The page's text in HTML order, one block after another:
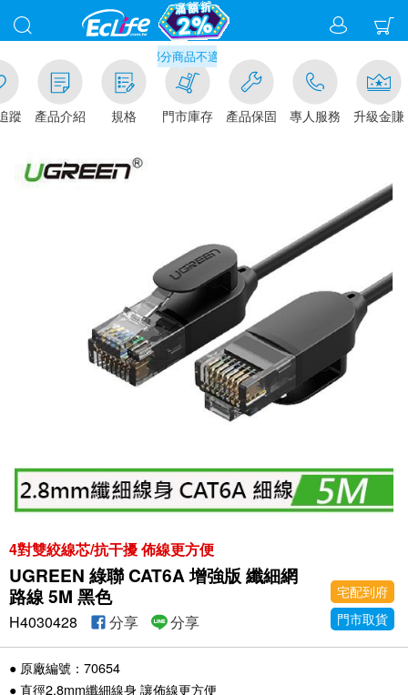
蹤 產品介紹 規格
市取貨現折1%(部分商品不適用)-請點我看
門市庫存 產品保固 專人服務 升級金賺
4對雙絞線芯/抗干擾 佈線更方便
UGREEN 綠聯 CAT6A 增強版 纖細網
路線 5M 黑色
宅配到府
門市取貨
H4030428 分享 分享
● 原廠編號：70654
● 直徑2.8mm纖細線身 讓佈線更方便